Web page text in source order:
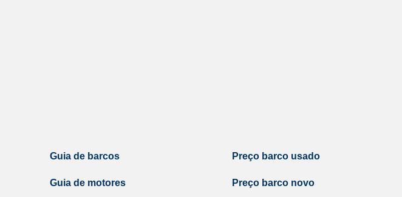
Guia de barcos
Guia de motores
Preço barco usado
Preço barco novo